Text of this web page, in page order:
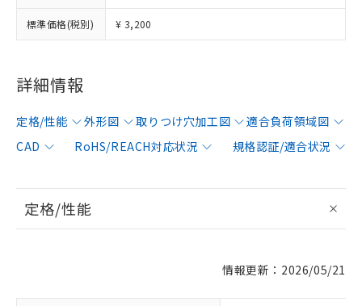
標準価格(税別) ¥ 3,200
詳細情報
定格/性能 外形図 取りつけ穴加工図
適合負荷領域図
CAD
RoHS/REACH対応状況 規格認証/適合状況
定格/性能
情報更新：2026/05/21